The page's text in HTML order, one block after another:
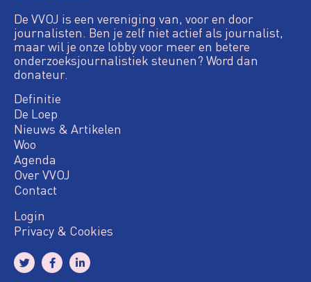
De VVOJ is een vereniging van, voor en door
journalisten. Ben je zelf niet actief als journalist,
maar wil je onze lobby voor meer en betere
onderzoeksjournalistiek steunen? Word dan
donateur.
Definitie
De Loep
Nieuws & Artikelen
Woo
Agenda
Over VVOJ
Contact
Login
Privacy & Cookies